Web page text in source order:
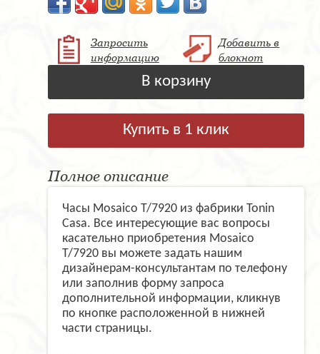
Запросить
информацию
Добавить в
блокнот
В корзину
Купить в 1 клик
Полное описание
Часы Mosaico T/7920 из фабрики Tonin
Casa. Все интересующие вас вопросы
касательно приобретения Mosaico
T/7920 вы можете задать нашим
дизайнерам-консультантам по телефону
или заполнив форму запроса
дополнительной информации, кликнув
по кнопке расположенной в нижней
части страницы.